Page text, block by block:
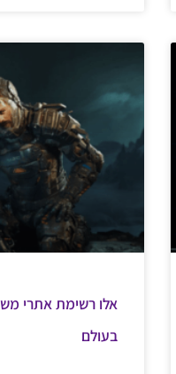
אלו רשימת אתרי
בעולם